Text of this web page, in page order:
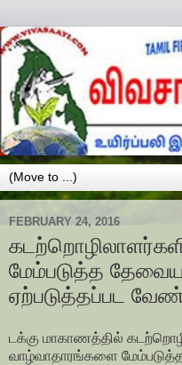
FEBRUARY 24, 2016
மேம்படுத்த
ஏற்படுத்தப்பட
டக்கு மாகாணத்தில்
வாழ்வாதாரங்களை